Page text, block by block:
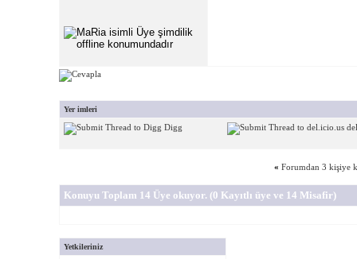
Yer imleri
Digg
« Forumdan 3 kişiye
Konuyu Toplam 14 Üye okuyor. (0 Kayıtlı üye ve 14 Misafir)
Yetkileriniz